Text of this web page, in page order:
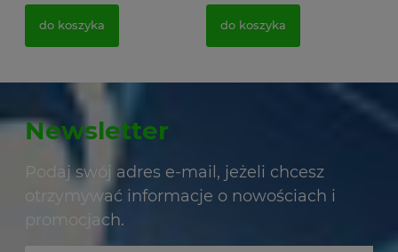
do koszyka do koszyka
Newsletter
Podaj swój adres e-mail, jeżeli chcesz
otrzymywać informacje o nowościach i
promocjach.